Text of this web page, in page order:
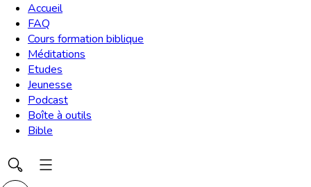
Accueil
FAQ
Cours formation biblique
Méditations
Etudes
Jeunesse
Podcast
Boîte à outils
Bible